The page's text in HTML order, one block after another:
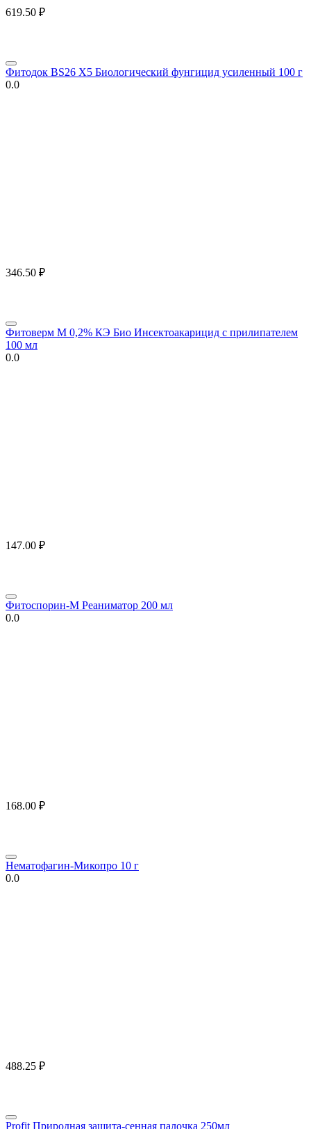
619.50 ₽
Фитодок BS26 X5 Биологический фунгицид усиленный 100 г
0.0
346.50 ₽
Фитоверм М 0,2% КЭ Био Инсектоакарицид с прилипателем
100 мл
0.0
147.00 ₽
Фитоспорин-М Реаниматор 200 мл
0.0
168.00 ₽
Нематофагин-Микопро 10 г
0.0
488.25 ₽
Profit Природная защита-сенная палочка 250мл